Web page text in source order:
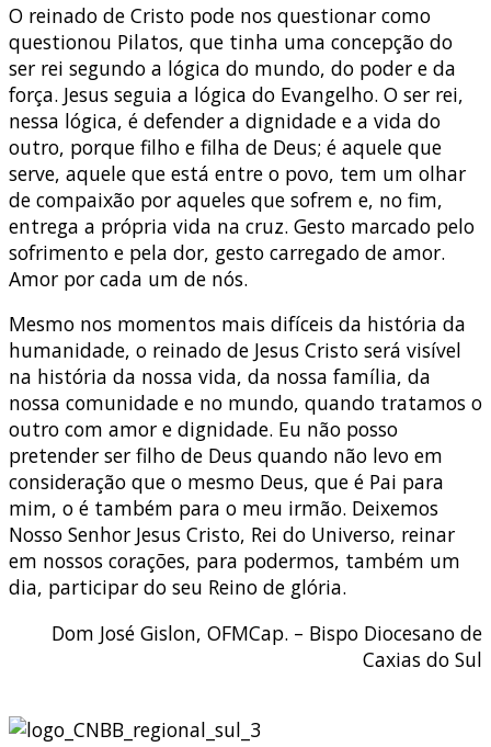
O reinado de Cristo pode nos questionar como
questionou Pilatos, que tinha uma concepção do
ser rei segundo a lógica do mundo, do poder e da
força. Jesus seguia a lógica do Evangelho. O ser rei,
nessa lógica, é defender a dignidade e a vida do
outro, porque filho e filha de Deus; é aquele que
serve, aquele que está entre o povo, tem um olhar
de compaixão por aqueles que sofrem e, no fim,
entrega a própria vida na cruz. Gesto marcado pelo
sofrimento e pela dor, gesto carregado de amor.
Amor por cada um de nós.
Mesmo nos momentos mais difíceis da história da
humanidade, o reinado de Jesus Cristo será visível
na história da nossa vida, da nossa família, da
nossa comunidade e no mundo, quando tratamos o
outro com amor e dignidade. Eu não posso
pretender ser filho de Deus quando não levo em
consideração que o mesmo Deus, que é Pai para
mim, o é também para o meu irmão. Deixemos
Nosso Senhor Jesus Cristo, Rei do Universo, reinar
em nossos corações, para podermos, também um
dia, participar do seu Reino de glória.
Dom José Gislon, OFMCap. – Bispo Diocesano de
Caxias do Sul